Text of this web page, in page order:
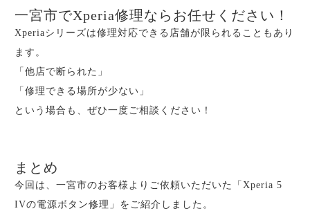
一宮市でXperia修理ならお任せください！
Xperiaシリーズは修理対応できる店舗が限られることもあり
ます。
「他店で断られた」
「修理できる場所が少ない」
という場合も、ぜひ一度ご相談ください！
まとめ
今回は、一宮市のお客様よりご依頼いただいた「Xperia 5
IVの電源ボタン修理」をご紹介しました。